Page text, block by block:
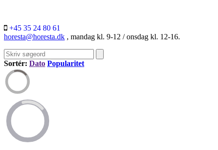
+45 35 24 80 61
horesta@horesta.dk , mandag kl. 9-12 / onsdag kl. 12-16.
Sortér: Dato Popularitet